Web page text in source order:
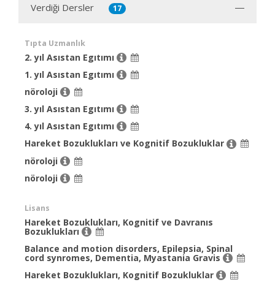
Verdiği Dersler 17
Tıpta Uzmanlık
2. yıl Asıstan Egıtımı
1. yıl Asıstan Egıtımı
nöroloji
3. yıl Asıstan Egıtımı
4. yıl Asıstan Egıtımı
Hareket Bozuklukları ve Kognitif Bozukluklar
nöroloji
nöroloji
Lisans
Hareket Bozuklukları, Kognitif ve Davranıs
Bozuklukları
Balance and motion disorders, Epilepsia, Spinal
cord synromes, Dementia, Myastania Gravis
Hareket Bozuklukları, Kognitif Bozukluklar